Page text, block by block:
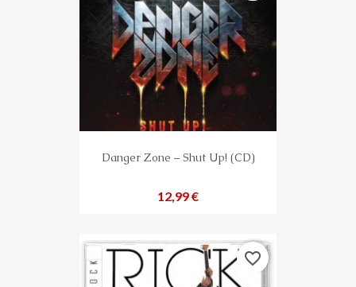
Danger Zone – Shut Up! (CD)
Preis
12,99 €
favorite_border